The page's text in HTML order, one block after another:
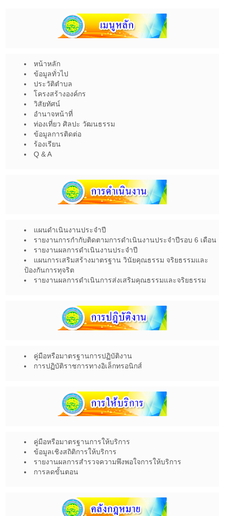
หน้าหลัก
ข้อมูลทั่วไป
ประวัติตำบล
โครงสร้างองค์กร
วิสัยทัศน์
อำนาจหน้าที่
ท่องเที่ยว ศิลปะ วัฒนธรรม
ข้อมูลการติดต่อ
ร้องเรียน
Q & A
แผนดำเนินงานประจำปี
รายงานการกำกับติดตามการดำเนินงานประจำปีรอบ 6 เดือน
รายงานผลการดำเนินงานประจำปี
แผนการเสริมสร้างมาตรฐาน วินัยคุณธรรม จริยธรรมและ
ป้องกันการทุจริต
รายงานผลการดำเนินการส่งเสริมคุณธรรมและจริยธรรม
คู่มือหรือมาตรฐานการปฏิบัติงาน
การปฏิบัติราชการทางอิเล็กทรอนิกส์
คู่มือหรือมาตรฐานการให้บริการ
ข้อมูลเชิงสถิติการให้บริการ
รายงานผลการสำรวจความพึงพอใจการให้บริการ
การลดขั้นตอน